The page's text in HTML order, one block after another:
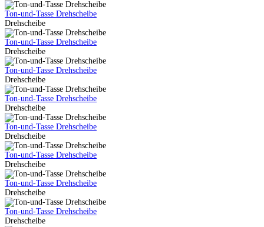
Ton-und-Tasse Drehscheibe
Drehscheibe
Ton-und-Tasse Drehscheibe
Drehscheibe
Ton-und-Tasse Drehscheibe
Drehscheibe
Ton-und-Tasse Drehscheibe
Drehscheibe
Ton-und-Tasse Drehscheibe
Drehscheibe
Ton-und-Tasse Drehscheibe
Drehscheibe
Ton-und-Tasse Drehscheibe
Drehscheibe
Ton-und-Tasse Drehscheibe
Drehscheibe